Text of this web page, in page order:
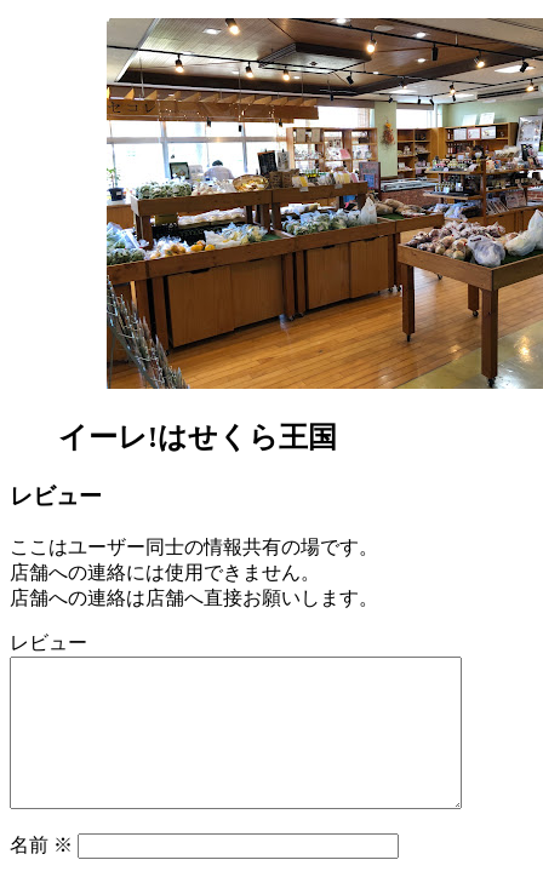
イーレ!はせくら王国
レビュー
ここはユーザー同士の情報共有の場です。
店舗への連絡には使用できません。
店舗への連絡は店舗へ直接お願いします。
レビュー
名前 ※